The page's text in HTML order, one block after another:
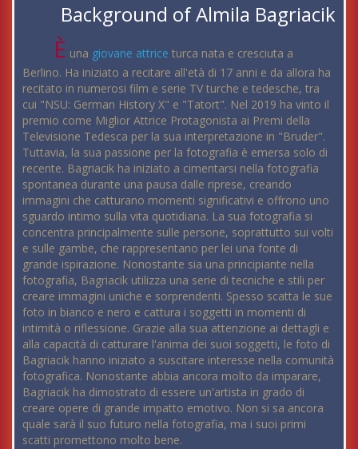
Background of Almila Bagriacik
È una giovane attrice turca nata e cresciuta a
Berlino. Ha iniziato a recitare all'età di 17 anni e da allora ha
recitato in numerosi film e serie TV turche e tedesche, tra
cui "NSU: German History X" e "Tatort". Nel 2019 ha vinto il
premio come Miglior Attrice Protagonista ai Premi della
Televisione Tedesca per la sua interpretazione in "Bruder".
Tuttavia, la sua passione per la fotografia è emersa solo di
recente. Bagriacik ha iniziato a cimentarsi nella fotografia
spontanea durante una pausa dalle riprese, creando
immagini che catturano momenti significativi e offrono uno
sguardo intimo sulla vita quotidiana. La sua fotografia si
concentra principalmente sulle persone, soprattutto sui volti
e sulle gambe, che rappresentano per lei una fonte di
grande ispirazione. Nonostante sia una principiante nella
fotografia, Bagriacik utilizza una serie di tecniche e stili per
creare immagini uniche e sorprendenti. Spesso scatta le sue
foto in bianco e nero e cattura i soggetti in momenti di
intimità o riflessione. Grazie alla sua attenzione ai dettagli e
alla capacità di catturare l'anima dei suoi soggetti, le foto di
Bagriacik hanno iniziato a suscitare interesse nella comunità
fotografica. Nonostante abbia ancora molto da imparare,
Bagriacik ha dimostrato di essere un'artista in grado di
creare opere di grande impatto emotivo. Non si sa ancora
quale sarà il suo futuro nella fotografia, ma i suoi primi
scatti promettono molto bene.